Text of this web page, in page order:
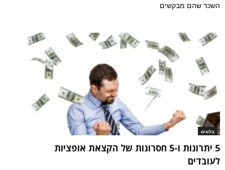
השכר שהם מבקשים
בלוגים
5 יתרונות ו-5 חסרונות של הקצאת אופציות
לעובדים